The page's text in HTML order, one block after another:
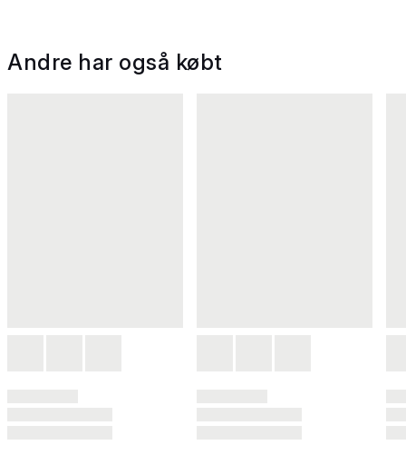
Andre har også købt